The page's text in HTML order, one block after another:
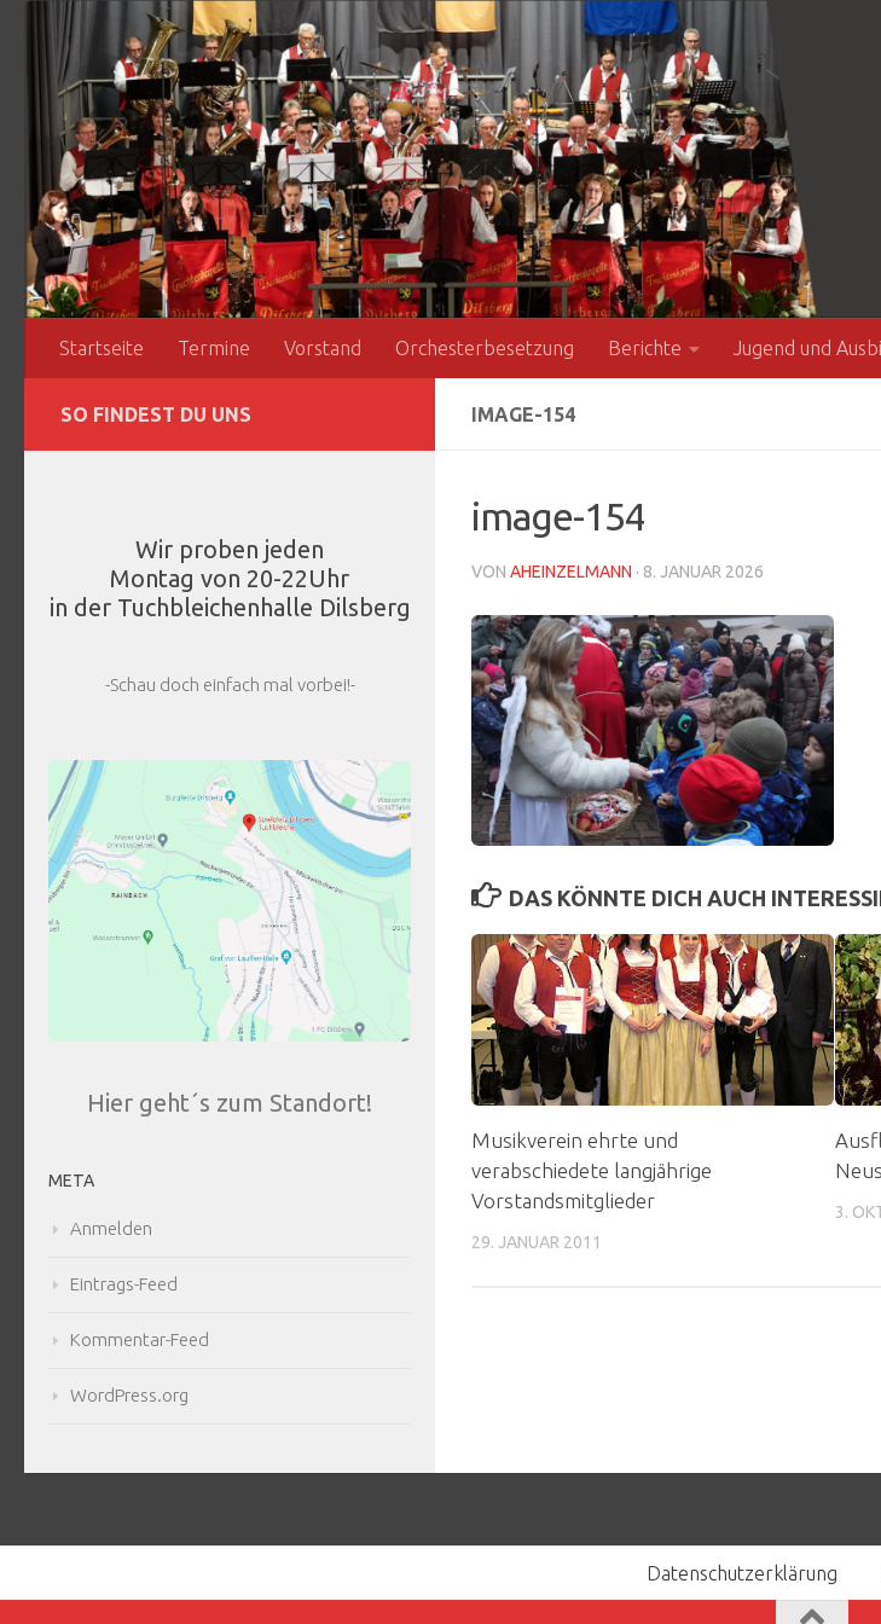
Zum Inhalt springen
Startseite Termine Vorstand Orchesterbesetzung Berichte Jugend und
IMAGE-154
image-154
VON AHEINZELMANN · 8. JANUAR 2026
DAS KÖNNTE DICH AUCH
Musikverein ehrte und
verabschiedete langjährige
Vorstandsmitglieder
29. JANUAR 2011
3.
SO FINDEST DU UNS
Wir proben jeden
Montag von 20-22Uhr
in der Tuchbleichenhalle Dilsberg
-Schau doch einfach mal vorbei!-
Hier geht´s zum Standort!
META
Anmelden
Eintrags-Feed
Kommentar-Feed
WordPress.org
Datenschutzerklärung